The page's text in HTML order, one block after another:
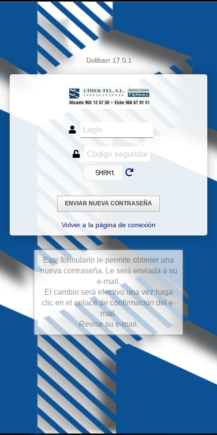
Dolibarr 17.0.1
Volver a la página de conexión
Este formulario le permite obtener una
nueva contraseña. Le será enviada a su
e-mail.
El cambio será efectivo una vez haga
clic en el enlace de confirmación del e-
mail.
Revise su e-mail.